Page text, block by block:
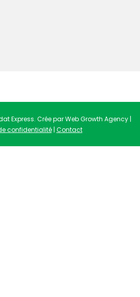
Express. Crée par Web Growth Agency |
confidentialité| Contact